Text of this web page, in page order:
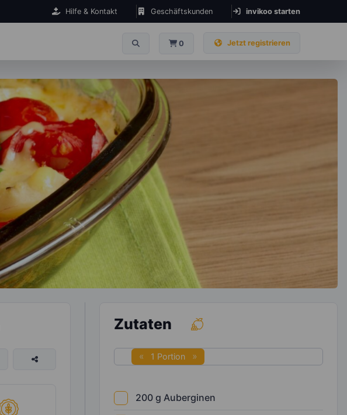
Hilfe & Kontakt Geschäftskunden invikoo starten
0 Jetzt registrieren
Zutaten
1 Portion
200 g Auberginen